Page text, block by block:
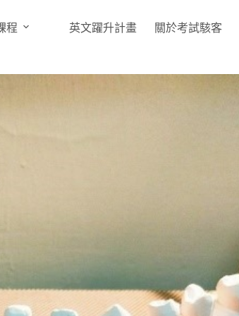
程 英文躍升計畫 關於考試駭客